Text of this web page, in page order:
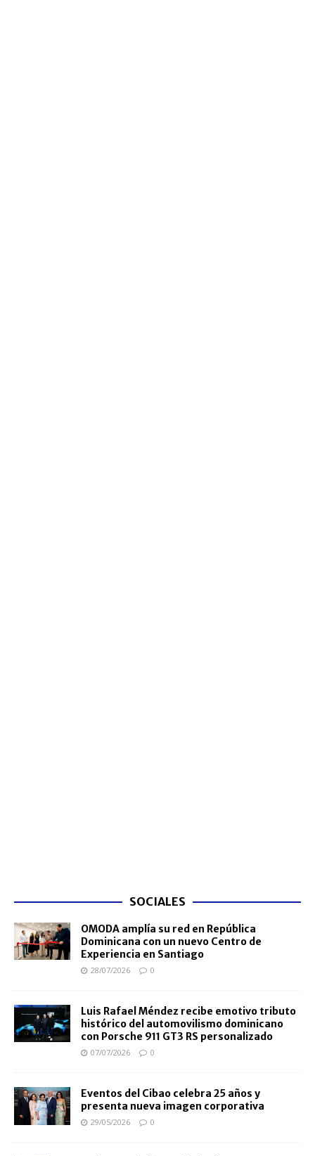
SOCIALES
OMODA amplía su red en República
Dominicana con un nuevo Centro de
Experiencia en Santiago
28/07/2026 0
Luis Rafael Méndez recibe emotivo tributo
histórico del automovilismo dominicano
con Porsche 911 GT3 RS personalizado
07/07/2026 0
Eventos del Cibao celebra 25 años y
presenta nueva imagen corporativa
29/05/2026 0